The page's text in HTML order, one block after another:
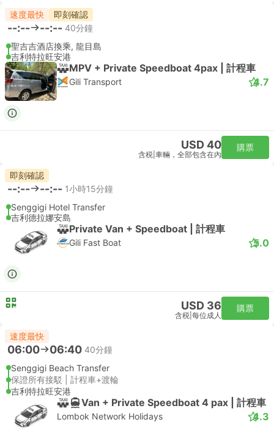
速度最快 即刻確認
--:-- --:-- 40分鐘
聖吉吉酒店換乘, 龍目島
吉利特拉旺安港
MPV + Private Speedboat 4pax | 計程車
Gili Transport 4.7
USD 40
含税 車輛，全部包含在內
購票
即刻確認
--:-- --:-- 1小時15分鐘
Senggigi Hotel Transfer
吉利德拉娜安島
Private Van + Speedboat | 計程車
Gili Fast Boat 5.0
USD 36
含税 每位成人
購票
速度最快
06:00 06:40 40分鐘
Senggigi Beach Transfer
保證所有接駁 | 計程車+渡輪
吉利特拉旺安港
Van + Private Speedboat 4 pax | 計程車
Lombok Network Holidays 4.3